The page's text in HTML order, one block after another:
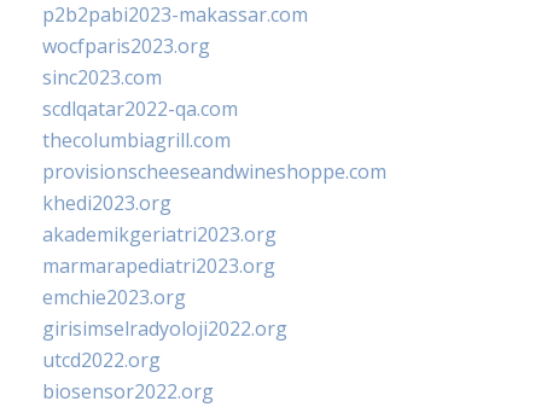
p2b2pabi2023-makassar.com
wocfparis2023.org
sinc2023.com
scdlqatar2022-qa.com
thecolumbiagrill.com
provisionscheeseandwineshoppe.com
khedi2023.org
akademikgeriatri2023.org
marmarapediatri2023.org
emchie2023.org
girisimselradyoloji2022.org
utcd2022.org
biosensor2022.org